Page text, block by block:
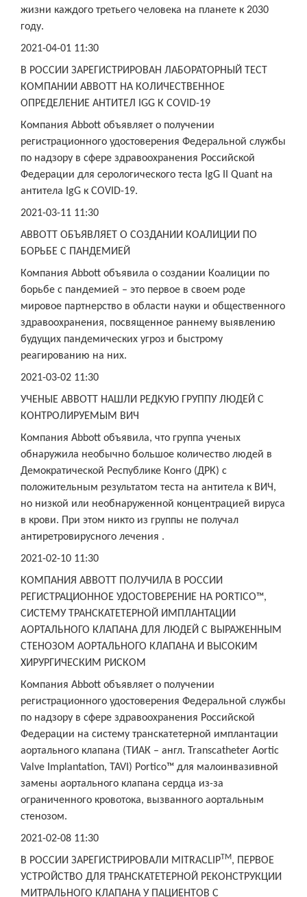
жизни каждого третьего человека на планете к 2030
году.
2021-04-01 11:30
В РОССИИ ЗАРЕГИСТРИРОВАН ЛАБОРАТОРНЫЙ ТЕСТ
КОМПАНИИ ABBOTT НА КОЛИЧЕСТВЕННОЕ
ОПРЕДЕЛЕНИЕ АНТИТЕЛ IGG К COVID-19
Компания Abbott объявляет о получении
регистрационного удостоверения Федеральной службы
по надзору в сфере здравоохранения Российской
Федерации для серологического теста IgG II Quant на
антитела IgG к COVID-19.
2021-03-11 11:30
ABBOTT ОБЪЯВЛЯЕТ О СОЗДАНИИ КОАЛИЦИИ ПО
БОРЬБЕ С ПАНДЕМИЕЙ
Компания Abbott объявила о создании Коалиции по
борьбе с пандемией – это первое в своем роде
мировое партнерство в области науки и общественного
здравоохранения, посвященное раннему выявлению
будущих пандемических угроз и быстрому
реагированию на них.
2021-03-02 11:30
УЧЕНЫЕ ABBOTT НАШЛИ РЕДКУЮ ГРУППУ ЛЮДЕЙ С
КОНТРОЛИРУЕМЫМ ВИЧ
Компания Abbott объявила, что группа ученых
обнаружила необычно большое количество людей в
Демократической Республике Конго (ДРК) с
положительным результатом теста на антитела к ВИЧ,
но низкой или необнаруженной концентрацией вируса
в крови. При этом никто из группы не получал
антиретровирусного лечения .
2021-02-10 11:30
КОМПАНИЯ ABBOTT ПОЛУЧИЛА В РОССИИ
РЕГИСТРАЦИОННОЕ УДОСТОВЕРЕНИЕ НА PORTICO™,
СИСТЕМУ ТРАНСКАТЕТЕРНОЙ ИМПЛАНТАЦИИ
АОРТАЛЬНОГО КЛАПАНА ДЛЯ ЛЮДЕЙ С ВЫРАЖЕННЫМ
СТЕНОЗОМ АОРТАЛЬНОГО КЛАПАНА И ВЫСОКИМ
ХИРУРГИЧЕСКИМ РИСКОМ
Компания Abbott объявляет о получении
регистрационного удостоверения Федеральной службы
по надзору в сфере здравоохранения Российской
Федерации на систему транскатетерной имплантации
аортального клапана (ТИАК – англ. Transcatheter Aortic
Valve Implantation, TAVI) Portico™ для малоинвазивной
замены аортального клапана сердца из-за
ограниченного кровотока, вызванного аортальным
стенозом.
2021-02-08 11:30
В РОССИИ ЗАРЕГИСТРИРОВАЛИ MITRACLIPTM, ПЕРВОЕ
УСТРОЙСТВО ДЛЯ ТРАНСКАТЕТЕРНОЙ РЕКОНСТРУКЦИИ
МИТРАЛЬНОГО КЛАПАНА У ПАЦИЕНТОВ С